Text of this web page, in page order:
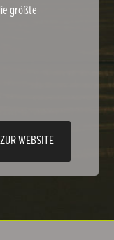
größte
ZUR WEBSITE